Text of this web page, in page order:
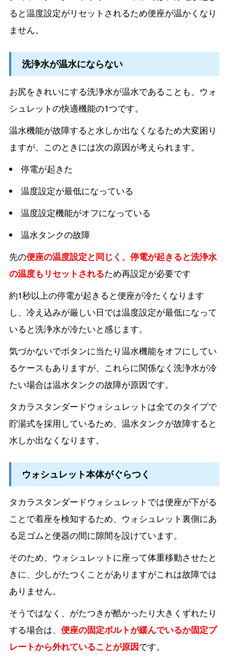
ると温度設定がリセットされるため便座が温かくなり
ません。
洗浄水が温水にならない
お尻をきれいにする洗浄水が温水であることも、ウォ
シュレットの快適機能の1つです。
温水機能が故障すると水しか出なくなるため大変困り
ますが、このときには次の原因が考えられます。
停電が起きた
温度設定が最低になっている
温度設定機能がオフになっている
温水タンクの故障
先の便座の温度設定と同じく、停電が起きると洗浄水
の温度もリセットされるため再設定が必要です
約1秒以上の停電が起きると便座が冷たくなります
し、冷え込みが厳しい日では温度設定が最低になって
いると洗浄水が冷たいと感じます。
気づかないでボタンに当たり温水機能をオフにしてい
るケースもありますが、これらに関係なく洗浄水が冷
たい場合は温水タンクの故障が原因です。
タカラスタンダードウォシュレットは全てのタイプで
貯湯式を採用しているため、温水タンクが故障すると
水しか出なくなります。
ウォシュレット本体がぐらつく
タカラスタンダードウォシュレットでは便座が下がる
ことで着座を検知するため、ウォシュレット裏側にあ
る足ゴムと便器の間に隙間を設けています。
そのため、ウォシュレットに座って体重移動させたと
きに、少しがたつくことがありますがこれは故障では
ありません。
そうではなく、がたつきが酷かったり大きくずれたり
する場合は、 便座の固定ボルトが緩んでいるか固定プ
レートから外れていることが原因です。